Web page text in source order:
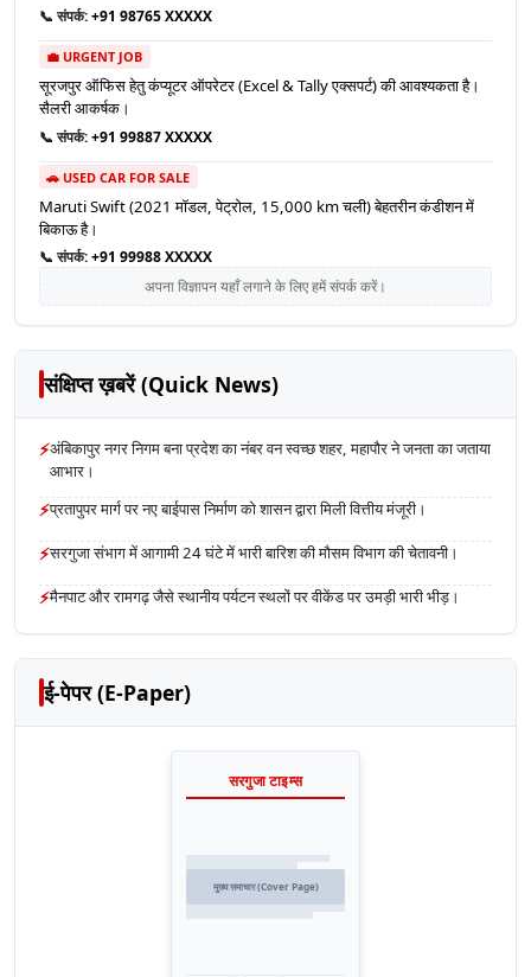
📞 संपर्क:+91 98765 XXXXX
💼 URGENT JOB
सूरजपुर ऑफिस हेतु कंप्यूटर ऑपरेटर (Excel & Tally एक्सपर्ट) की आवश्यकता है।
सैलरी आकर्षक।
📞 संपर्क:+91 99887 XXXXX
🚗 USED CAR FOR SALE
Maruti Swift (2021 मॉडल, पेट्रोल, 15,000 km चली) बेहतरीन कंडीशन में
बिकाऊ है।
📞 संपर्क:+91 99988 XXXXX
अपना विज्ञापन यहाँ लगाने के लिए हमें संपर्क करें।
संक्षिप्त ख़बरें (Quick News)
⚡अंबिकापुर नगर निगम बना प्रदेश का नंबर वन स्वच्छ शहर, महापौर ने जनता का जताया
आभार।
⚡प्रतापुपर मार्ग पर नए बाईपास निर्माण को शासन द्वारा मिली वित्तीय मंजूरी।
⚡सरगुजा संभाग में आगामी 24 घंटे में भारी बारिश की मौसम विभाग की चेतावनी।
⚡मैनपाट और रामगढ़ जैसे स्थानीय पर्यटन स्थलों पर वीकेंड पर उमड़ी भारी भीड़।
ई-पेपर (E-Paper)
सरगुजा टाइम्स
मुख्य समाचार (Cover Page)